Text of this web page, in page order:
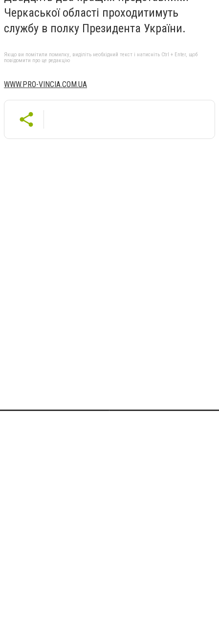
Черкаської області проходитимуть
службу в полку Президента України.
Якщо ви помітили помилку, виділіть необхідний текст і натисніть Ctrl + Enter, щоб
повідомити про це редакцію
WWW.PRO-VINCIA.COM.UA